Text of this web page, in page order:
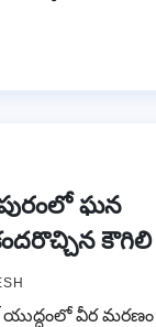
ఘన
కౌగిలి
యుద్ధంలో వీర మరణం